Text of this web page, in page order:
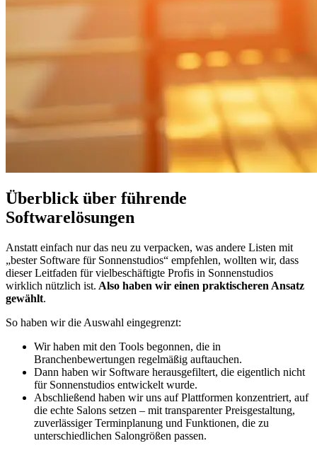
Überblick über führende
Softwarelösungen
Anstatt einfach nur das neu zu verpacken, was andere Listen mit
„bester Software für Sonnenstudios“ empfehlen, wollten wir, dass
dieser Leitfaden für vielbeschäftigte Profis in Sonnenstudios
wirklich nützlich ist. Also haben wir einen praktischeren Ansatz
gewählt.
So haben wir die Auswahl eingegrenzt:
Wir haben mit den Tools begonnen, die in
Branchenbewertungen regelmäßig auftauchen.
Dann haben wir Software herausgefiltert, die eigentlich nicht
für Sonnenstudios entwickelt wurde.
Abschließend haben wir uns auf Plattformen konzentriert, auf
die echte Salons setzen – mit transparenter Preisgestaltung,
zuverlässiger Terminplanung und Funktionen, die zu
unterschiedlichen Salongrößen passen.